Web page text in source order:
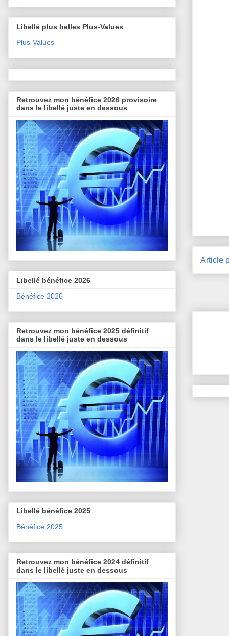
Article
Libellé plus belles Plus-Values
Plus-Values
Retrouvez mon bénéfice 2026 provisoire
dans le libellé juste en dessous
Libellé bénéfice 2026
Bénéfice 2026
Retrouvez mon bénéfice 2025 définitif
dans le libellé juste en dessous
Libellé bénéfice 2025
Bénéfice 2025
Retrouvez mon bénéfice 2024 définitif
dans le libellé juste en dessous